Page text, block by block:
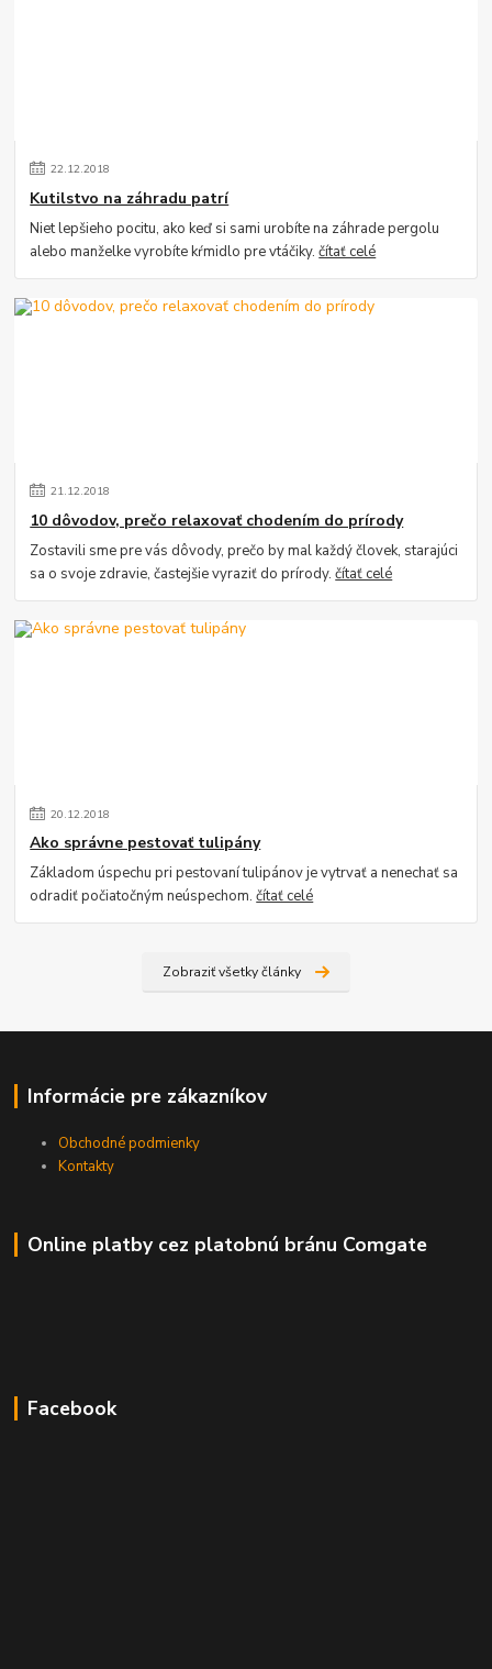
22.12.2018
Kutilstvo na záhradu patrí
Niet lepšieho pocitu, ako keď si sami urobíte na záhrade pergolu
alebo manželke vyrobíte kŕmidlo pre vtáčiky.čítať celé
21.12.2018
10 dôvodov, prečo relaxovať chodením do prírody
Zostavili sme pre vás dôvody, prečo by mal každý človek, starajúci
sa o svoje zdravie, častejšie vyraziť do prírody.čítať celé
20.12.2018
Ako správne pestovať tulipány
Základom úspechu pri pestovaní tulipánov je vytrvať a nenechať sa
odradiť počiatočným neúspechom.čítať celé
Zobraziť všetky články
Informácie pre zákazníkov
Obchodné podmienky
Kontakty
Online platby cez platobnú bránu Comgate
Facebook